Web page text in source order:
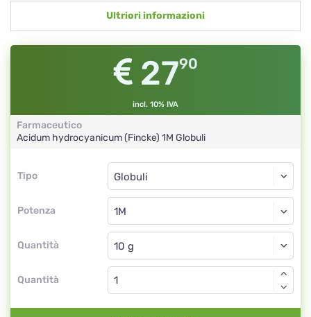
Ultriori informazioni
2790
incl. 10% IVA
Farmaceutico
Acidum hydrocyanicum (Fincke) 1M Globuli
Tipo
Tipo
Potenza
Globuli
1M
Quantità
Globuli
Quantità